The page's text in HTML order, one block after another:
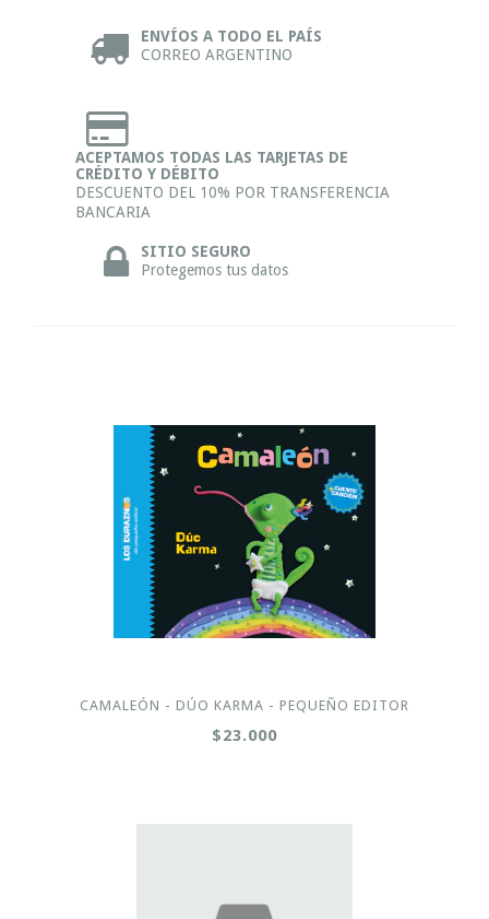
ENVÍOS A TODO EL PAÍS
CORREO ARGENTINO
ACEPTAMOS TODAS LAS TARJETAS DE
CRÉDITO Y DÉBITO
DESCUENTO DEL 10% POR TRANSFERENCIA
BANCARIA
SITIO SEGURO
Protegemos tus datos
CAMALEÓN - DÚO KARMA - PEQUEÑO EDITOR
$23.000